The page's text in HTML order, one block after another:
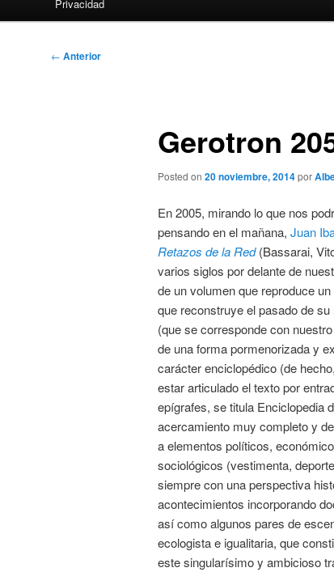
Privacidad
Navegación
← Anterior
Gerotron
Posted on 20 noviembre, 2014por
En 2005, mirando lo que nos
pensando en el mañana, Juan
Retazos de la Red(Bassarai,
varios siglos por delante de
de un volumen que reproduce
que reconstruye el pasado de
(que se corresponde con
de una forma pormenorizada y
carácter enciclopédico (de
estar articulado el texto por
epígrafes, se titula Enciclopedia
acercamiento muy completo y
a elementos políticos,
sociológicos (vestimenta,
siempre con una perspectiva
acontecimientos incorporando
así como algunos pares de
ecologista e igualitaria, que
este singularísimo y ambicioso